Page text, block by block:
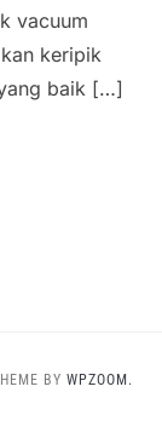
vacuum
keripik
baik […]
BY WPZOOM.